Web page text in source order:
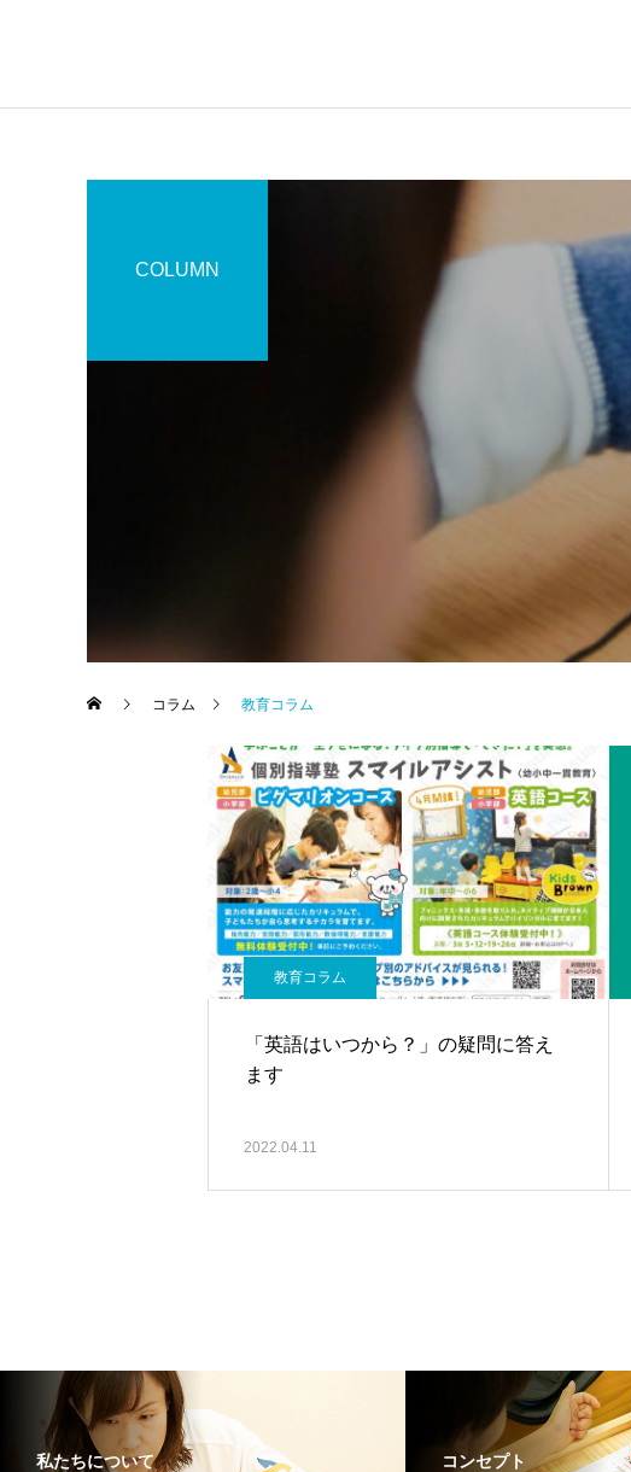
HP記載事項について
【重要
いについ
無料体験
COLUMN
コラム 教育コラム
教育コラム
「英語はいつから？」の疑問に答え
ます
2022.04.11
私たちについて コンセプト